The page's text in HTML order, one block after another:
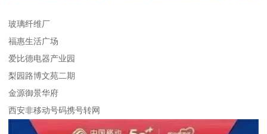
玻璃纤维厂
福惠生活广场
爱比德电器产业园
梨园路博文苑二期
金源御景华府
西安非移动号码携号转网